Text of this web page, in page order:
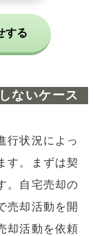
する
ないケース
行状況によっ
す。まずは契
。自宅売却の
売却活動を開
却活動を依頼